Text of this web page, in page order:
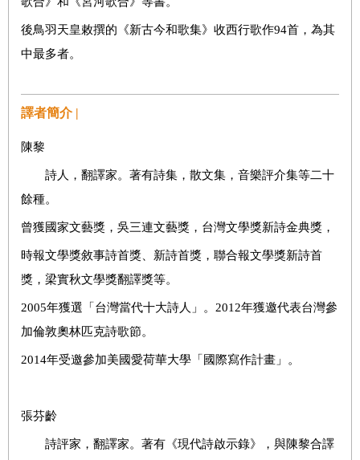
後鳥羽天皇敕撰的《新古今和歌集》收西行歌作94首，為其
中最多者。
譯者簡介 |
陳黎
詩人，翻譯家。著有詩集，散文集，音樂評介集等二十
餘種。
曾獲國家文藝獎，吳三連文藝獎，台灣文學獎新詩金典獎，
時報文學獎敘事詩首獎、新詩首獎，聯合報文學獎新詩首
獎，梁實秋文學獎翻譯獎等。
2005年獲選「台灣當代十大詩人」。2012年獲邀代表台灣參
加倫敦奧林匹克詩歌節。
2014年受邀參加美國愛荷華大學「國際寫作計畫」。
張芬齡
詩評家，翻譯家。著有《現代詩啟示錄》，與陳黎合譯